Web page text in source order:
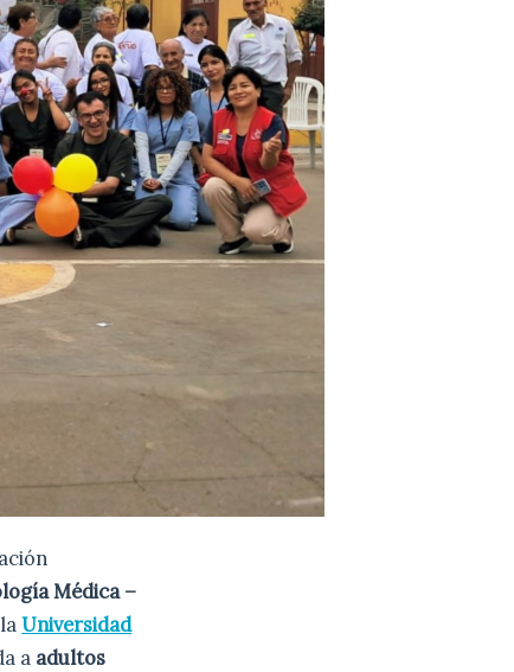
Médica –
Universidad
a adultos